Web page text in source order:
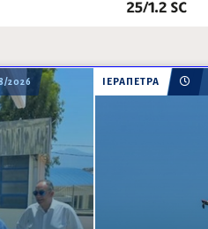
2026 ΙΕΡΑΠΕΤΡΑ